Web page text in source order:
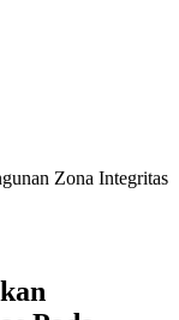
Zona Integritas